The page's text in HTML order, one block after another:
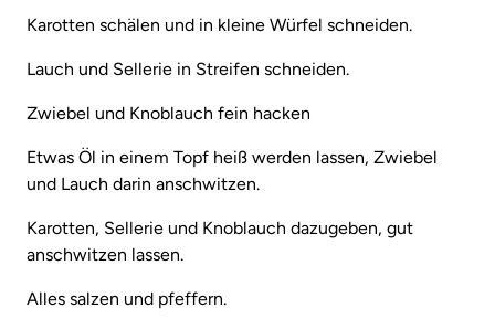
Karotten schälen und in kleine Würfel schneiden.
Lauch und Sellerie in Streifen schneiden.
Zwiebel und Knoblauch fein hacken
Etwas Öl in einem Topf heiß werden lassen, Zwiebel
und Lauch darin anschwitzen.
Karotten, Sellerie und Knoblauch dazugeben, gut
anschwitzen lassen.
Alles salzen und pfeffern.